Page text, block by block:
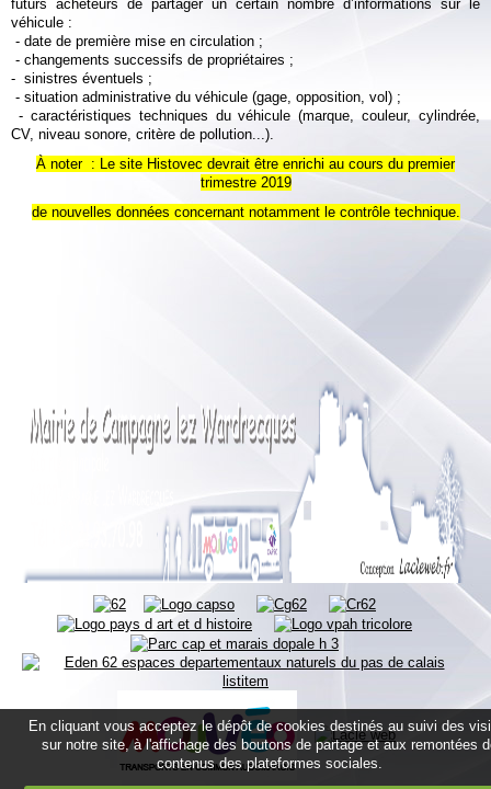
futurs acheteurs de partager un certain nombre d’informations sur le
véhicule :
- date de première mise en circulation ;
- changements successifs de propriétaires ;
- sinistres éventuels ;
- situation administrative du véhicule (gage, opposition, vol) ;
- caractéristiques techniques du véhicule (marque, couleur, cylindrée,
CV, niveau sonore, critère de pollution...).
À noter : Le site Histovec devrait être enrichi au cours du premier
trimestre 2019
de nouvelles données concernant notamment le contrôle technique.
En cliquant vous acceptez le dépôt de cookies destinés au suivi des
sur notre site, à l'affichage des boutons de partage et aux remontées
contenus des plateformes sociales.